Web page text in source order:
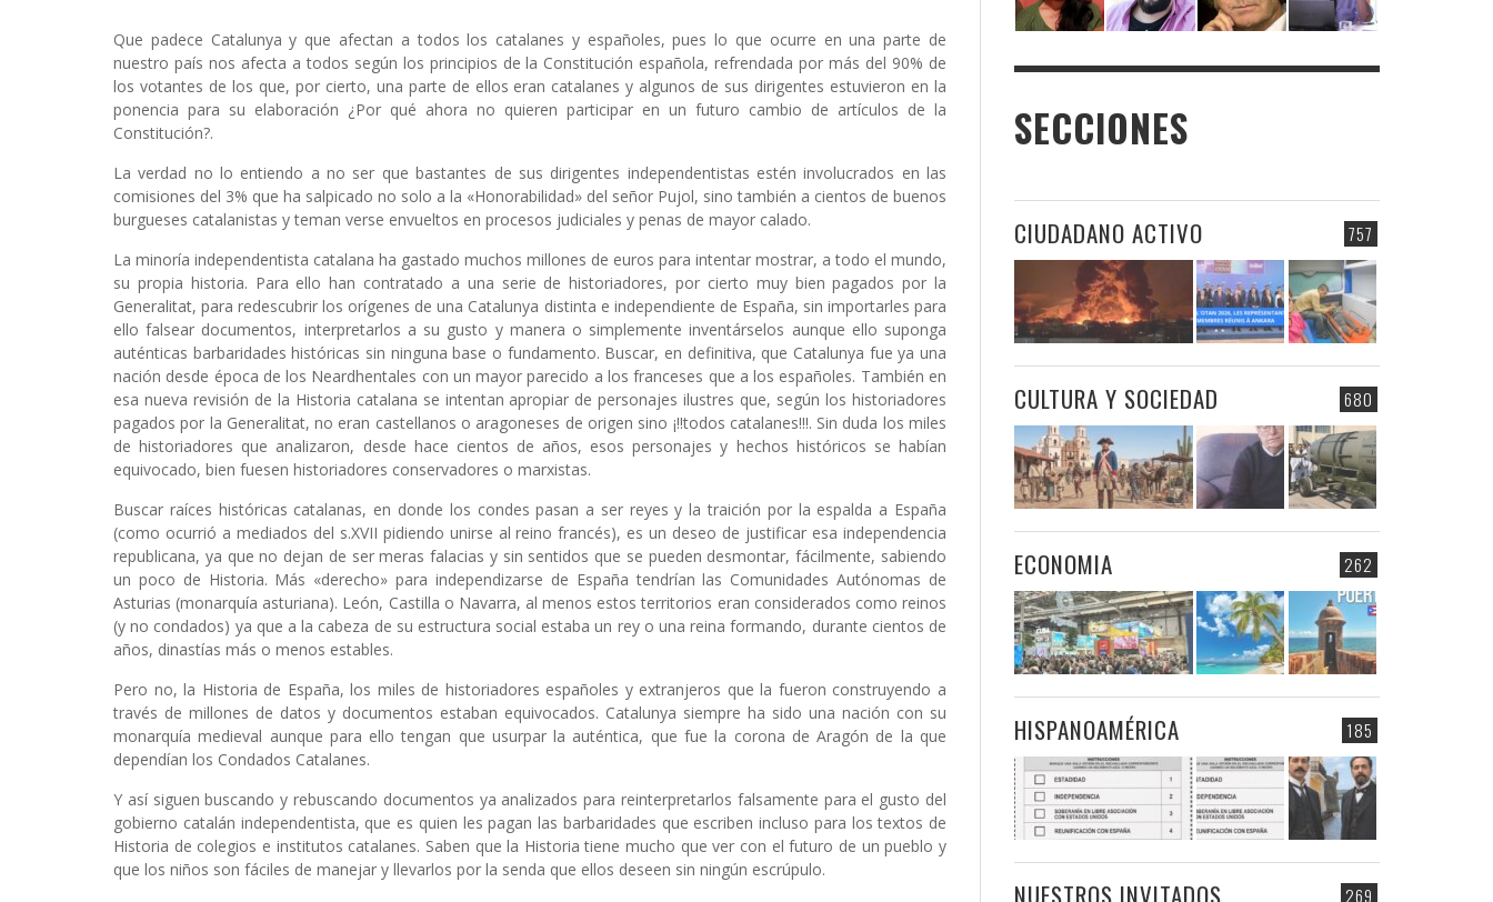
Que padece Catalunya y que afectan a todos los catalanes y españoles, pues lo que ocurre en una parte de
nuestro país nos afecta a todos según los principios de la Constitución española, refrendada por más del 90% de
los votantes de los que, por cierto, una parte de ellos eran catalanes y algunos de sus dirigentes estuvieron en la
ponencia para su elaboración ¿Por qué ahora no quieren participar en un futuro cambio de artículos de la
Constitución?.
La verdad no lo entiendo a no ser que bastantes de sus dirigentes independentistas estén involucrados en las
comisiones del 3% que ha salpicado no solo a la «Honorabilidad» del señor Pujol, sino también a cientos de buenos
burgueses catalanistas y teman verse envueltos en procesos judiciales y penas de mayor calado.
La minoría independentista catalana ha gastado muchos millones de euros para intentar mostrar, a todo el mundo,
su propia historia. Para ello han contratado a una serie de historiadores, por cierto muy bien pagados por la
Generalitat, para redescubrir los orígenes de una Catalunya distinta e independiente de España, sin importarles para
ello falsear documentos, interpretarlos a su gusto y manera o simplemente inventárselos aunque ello suponga
auténticas barbaridades históricas sin ninguna base o fundamento. Buscar, en definitiva, que Catalunya fue ya una
nación desde época de los Neardhentales con un mayor parecido a los franceses que a los españoles. También en
esa nueva revisión de la Historia catalana se intentan apropiar de personajes ilustres que, según los historiadores
pagados por la Generalitat, no eran castellanos o aragoneses de origen sino ¡!!todos catalanes!!!. Sin duda los miles
de historiadores que analizaron, desde hace cientos de años, esos personajes y hechos históricos se habían
equivocado, bien fuesen historiadores conservadores o marxistas.
Buscar raíces históricas catalanas, en donde los condes pasan a ser reyes y la traición por la espalda a España
(como ocurrió a mediados del s.XVII pidiendo unirse al reino francés), es un deseo de justificar esa independencia
republicana, ya que no dejan de ser meras falacias y sin sentidos que se pueden desmontar, fácilmente, sabiendo
un poco de Historia. Más «derecho» para independizarse de España tendrían las Comunidades Autónomas de
Asturias (monarquía asturiana). León, Castilla o Navarra, al menos estos territorios eran considerados como reinos
(y no condados) ya que a la cabeza de su estructura social estaba un rey o una reina formando, durante cientos de
años, dinastías más o menos estables.
Pero no, la Historia de España, los miles de historiadores españoles y extranjeros que la fueron construyendo a
través de millones de datos y documentos estaban equivocados. Catalunya siempre ha sido una nación con su
monarquía medieval aunque para ello tengan que usurpar la auténtica, que fue la corona de Aragón de la que
dependían los Condados Catalanes.
Y así siguen buscando y rebuscando documentos ya analizados para reinterpretarlos falsamente para el gusto del
gobierno catalán independentista, que es quien les pagan las barbaridades que escriben incluso para los textos de
Historia de colegios e institutos catalanes. Saben que la Historia tiene mucho que ver con el futuro de un pueblo y
que los niños son fáciles de manejar y llevarlos por la senda que ellos deseen sin ningún escrúpulo.
SECCIONES
757
CIUDADANO ACTIVO
680
CULTURA Y SOCIEDAD
262
ECONOMIA
185
HISPANOAMÉRICA
269
NUESTROS INVITADOS